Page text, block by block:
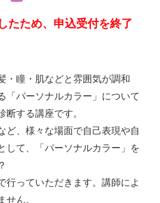
ため、申込受付を終了
・瞳・肌などと雰囲気が調和
「パーソナルカラー」について
断する講座です。
ど、様々な場面で自己表現や自
して、「パーソナルカラー」を
行っていただきます。講師によ
せん。